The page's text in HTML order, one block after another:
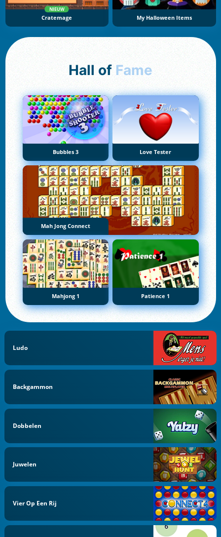
NIEUW
Cratemage My Halloween Items
Hall of Fame
Bubbles 3 Love Tester
Mah Jong Connect
Mahjong 1 Patience 1
Ludo
Backgammon
Dobbelen
Juwelen
Vier Op Een Rij